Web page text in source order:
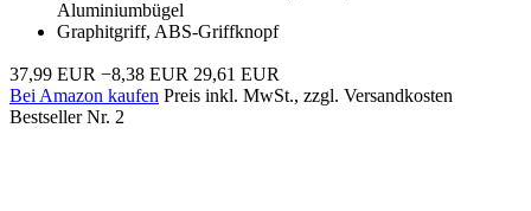
Aluminiumbügel
Graphitgriff, ABS-Griffknopf
37,99 EUR −8,38 EUR 29,61 EUR
Bei Amazon kaufen Preis inkl. MwSt., zzgl. Versandkosten
Bestseller Nr. 2